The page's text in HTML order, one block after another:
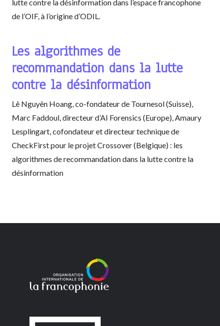
lutte contre la désinformation dans l’espace francophone
de l’OIF, à l’origine d’ODIL.
Les algorithmes de
recommandation dans la lutte
contre la désinformation
Lê Nguyên Hoang, co-fondateur de Tournesol (Suisse),
Marc Faddoul, directeur d’AI Forensics (Europe), Amaury
Lesplingart, cofondateur et directeur technique de
CheckFirst pour le projet Crossover (Belgique) : les
algorithmes de recommandation dans la lutte contre la
désinformation